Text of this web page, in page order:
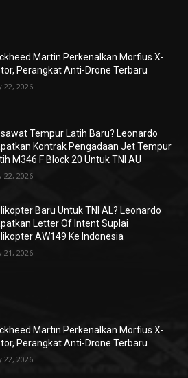
Martin Perkenalkan Morfius X-
Perangkat Anti-Drone Terbaru
22, 2026
Tempur Latih Baru? Leonardo
Kontrak Pengadaan Jet Tempur
M346 F Block 20 Untuk TNI AU
22, 2026
Baru Untuk TNI AL? Leonardo
Letter Of Intent Suplai
AW149 Ke Indonesia
21, 2026
Martin Perkenalkan Morfius X-
Perangkat Anti-Drone Terbaru
22, 2026